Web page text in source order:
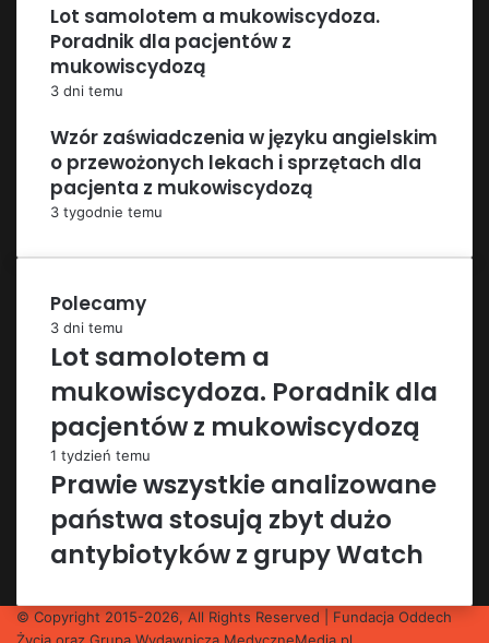
Lot samolotem a mukowiscydoza.
Poradnik dla pacjentów z
mukowiscydozą
3 dni temu
Wzór zaświadczenia w języku angielskim
o przewożonych lekach i sprzętach dla
pacjenta z mukowiscydozą
3 tygodnie temu
Polecamy
3 dni temu
Lot samolotem a
mukowiscydoza. Poradnik dla
pacjentów z mukowiscydozą
1 tydzień temu
Prawie wszystkie analizowane
państwa stosują zbyt dużo
antybiotyków z grupy Watch
© Copyright 2015-2026, All Rights Reserved | Fundacja Oddech